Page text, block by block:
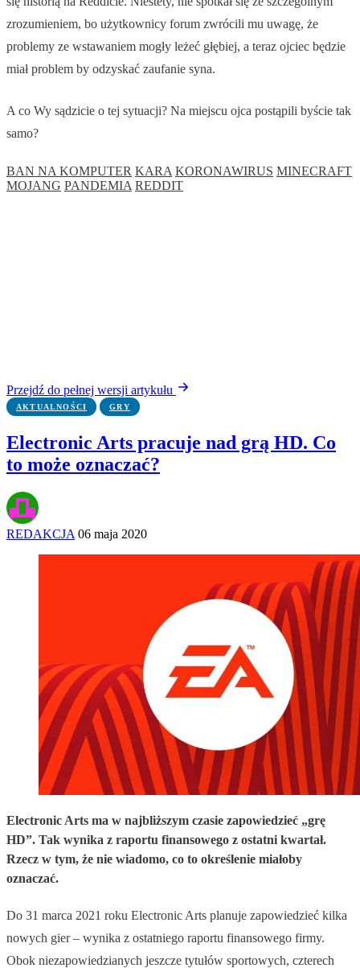
zrozumieniem, bo użytkownicy forum zwrócili mu uwagę, że
problemy ze wstawaniem mogły leżeć głębiej, a teraz ojciec będzie
miał problem by odzyskać zaufanie syna.
A co Wy sądzicie o tej sytuacji? Na miejscu ojca postąpili byście tak
samo?
BAN NA KOMPUTER KARA KORONAWIRUS MINECRAFT
MOJANG PANDEMIA REDDIT
Przejdź do pełnej wersji artykułu
AKTUALNOŚCI GRY
Electronic Arts pracuje nad grą HD. Co
to może oznaczać?
REDAKCJA 06 maja 2020
Electronic Arts ma w najbliższym czasie zapowiedzieć „grę
HD”. Tak wynika z raportu finansowego z ostatni kwartał.
Rzecz w tym, że nie wiadomo, co to określenie miałoby
oznaczać.
Do 31 marca 2021 roku Electronic Arts planuje zapowiedzieć kilka
nowych gier – wynika z ostatniego raportu finansowego firmy.
Obok niezapowiedzianych jeszcze tytułów sportowych, czterech